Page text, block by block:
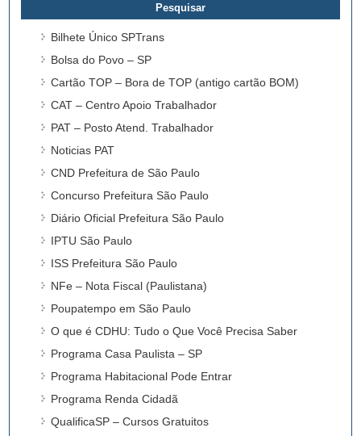
Bilhete Único SPTrans
Bolsa do Povo – SP
Cartão TOP – Bora de TOP (antigo cartão BOM)
CAT – Centro Apoio Trabalhador
PAT – Posto Atend. Trabalhador
Noticias PAT
CND Prefeitura de São Paulo
Concurso Prefeitura São Paulo
Diário Oficial Prefeitura São Paulo
IPTU São Paulo
ISS Prefeitura São Paulo
NFe – Nota Fiscal (Paulistana)
Poupatempo em São Paulo
O que é CDHU: Tudo o Que Você Precisa Saber
Programa Casa Paulista – SP
Programa Habitacional Pode Entrar
Programa Renda Cidadã
QualificaSP – Cursos Gratuitos